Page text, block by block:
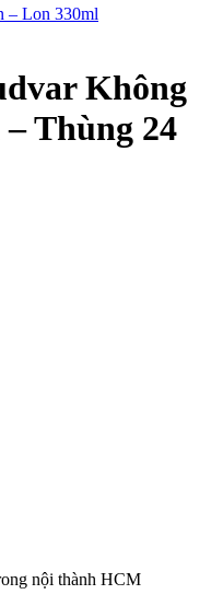
Không
Thùng 24
nội thành HCM